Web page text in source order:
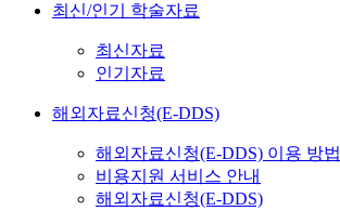
최신/인기 학술자료
최신자료
인기자료
해외자료신청(E-DDS)
해외자료신청(E-DDS) 이용 방법
비용지원 서비스 안내
해외자료신청(E-DDS)